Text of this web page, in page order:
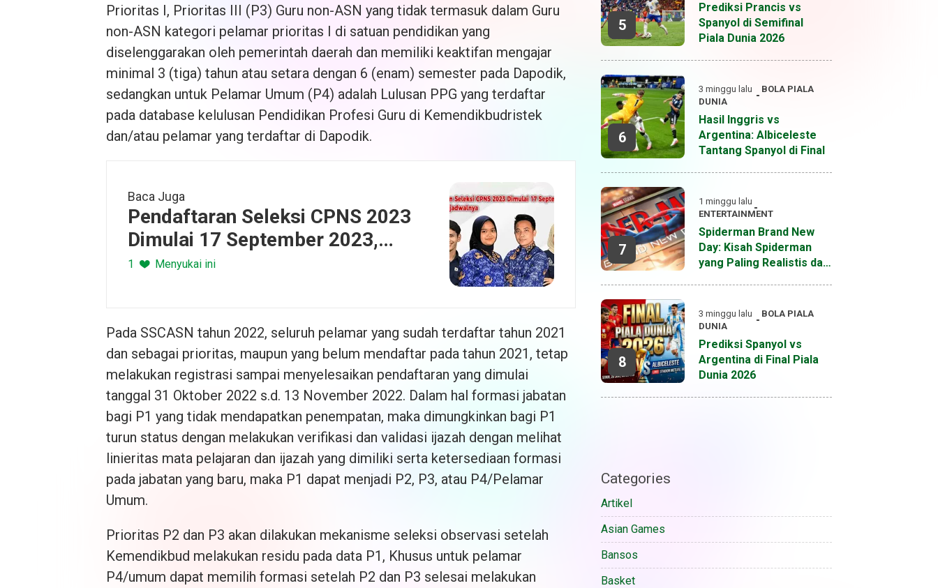
Prioritas I, Prioritas III (P3) Guru non-ASN yang tidak termasuk dalam Guru
non-ASN kategori pelamar prioritas I di satuan pendidikan yang
diselenggarakan oleh pemerintah daerah dan memiliki keaktifan mengajar
minimal 3 (tiga) tahun atau setara dengan 6 (enam) semester pada Dapodik,
sedangkan untuk Pelamar Umum (P4) adalah Lulusan PPG yang terdaftar
pada database kelulusan Pendidikan Profesi Guru di Kemendikbudristek
dan/atau pelamar yang terdaftar di Dapodik.
Baca Juga
Pendaftaran Seleksi CPNS 2023
Dimulai 17 September 2023,
berikut ini jadwalnya
1 Menyukai ini
Pada SSCASN tahun 2022, seluruh pelamar yang sudah terdaftar tahun 2021
dan sebagai prioritas, maupun yang belum mendaftar pada tahun 2021, tetap
melakukan registrasi sampai menyelesaikan pendaftaran yang dimulai
tanggal 31 Oktober 2022 s.d. 13 November 2022. Dalam hal formasi jabatan
bagi P1 yang tidak mendapatkan penempatan, maka dimungkinkan bagi P1
turun status dengan melakukan verifikasi dan validasi ijazah dengan melihat
linieritas mata pelajaran dan ijazah yang dimiliki serta ketersediaan formasi
pada jabatan yang baru, maka P1 dapat menjadi P2, P3, atau P4/Pelamar
Umum.
Prioritas P2 dan P3 akan dilakukan mekanisme seleksi observasi setelah
Kemendikbud melakukan residu pada data P1, Khusus untuk pelamar
P4/umum dapat memilih formasi setelah P2 dan P3 selesai melakukan
5
Prediksi Prancis vs
Spanyol di Semifinal
Piala Dunia 2026
6
3 minggu lalu BOLA PIALA
DUNIA
Hasil Inggris vs
Argentina: Albiceleste
Tantang Spanyol di Final
7
1 minggu lalu
ENTERTAINMENT
Spiderman Brand New
Day: Kisah Spiderman
yang Paling Realistis dan
8
3 minggu lalu BOLA PIALA
DUNIA
Prediksi Spanyol vs
Argentina di Final Piala
Dunia 2026
Categories
Artikel
Asian Games
Bansos
Basket